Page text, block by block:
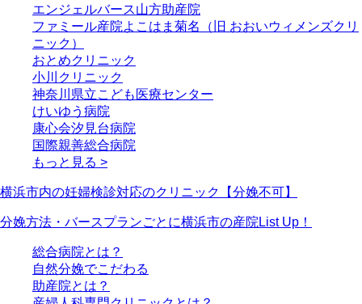
エンジェルバース山方助産院
ファミール産院よこはま菊名（旧 おおいウィメンズクリ
ニック）
おとめクリニック
小川クリニック
神奈川県立こども医療センター
けいゆう病院
康心会汐見台病院
国際親善総合病院
もっと見る >
横浜市内の妊婦検診対応のクリニック【分娩不可】
分娩方法・バースプランごとに横浜市の産院List Up！
総合病院とは？
自然分娩でこだわる
助産院とは？